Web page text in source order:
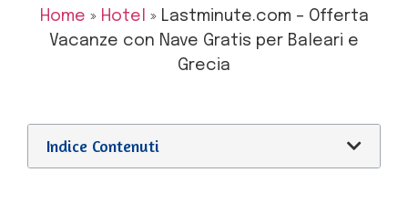
Home » Hotel » Lastminute.com – Offerta
Vacanze con Nave Gratis per Baleari e
Grecia
Indice Contenuti